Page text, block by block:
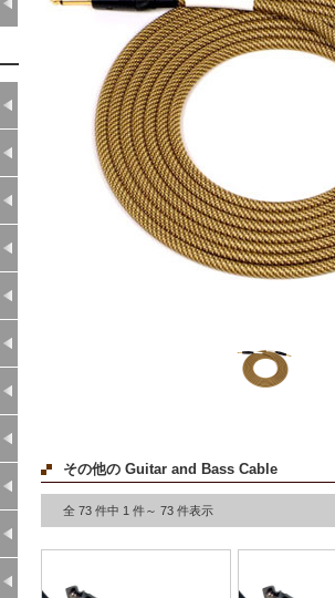
その他の Guitar and Bass Cable
全 73 件中 1 件～ 73 件表示